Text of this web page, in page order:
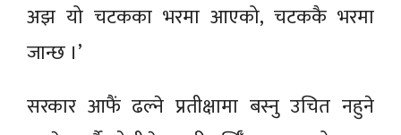
अझ यो चटकका भरमा आएको, चटककै भरमा
जान्छ ।’
सरकार आफैं ढल्ने प्रतीक्षामा बस्नु उचित नहुने